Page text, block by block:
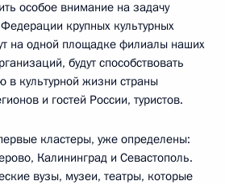
особое внимание на задачу
крупных культурных
на одной площадке филиалы наших
будут способствовать
в культурной жизни страны
и гостей России, туристов.
кластеры, уже определены:
Калининград и Севастополь.
вузы, музеи, театры, которые